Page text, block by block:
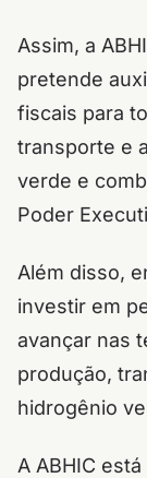
Assim, a
pretende
fiscais para
transporte e
verde e
Poder
Além disso,
investir em
avançar nas
produção,
hidrogênio
A ABHIC